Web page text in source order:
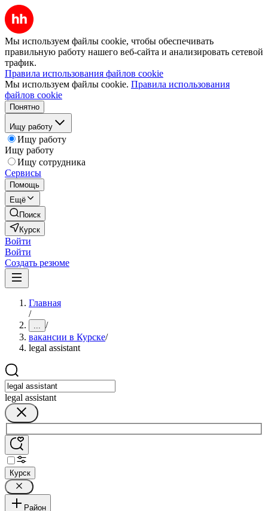
Мы используем файлы cookie, чтобы обеспечивать
правильную работу нашего веб-сайта и анализировать сетевой
трафик.
Правила использования файлов cookie
Мы используем файлы cookie. Правила использования
файлов cookie
Понятно
Ищу работу
Ищу работу
Ищу работу
Ищу сотрудника
Сервисы
Помощь
Ещё
Поиск
Курск
Войти
Войти
Создать резюме
Главная
/
... /
вакансии в Курске/
legal assistant
legal assistant
Курск
Район